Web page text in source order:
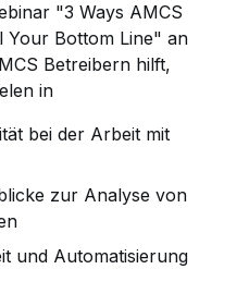
"3 Ways AMCS
Your Bottom Line" an
Betreibern hilft,
in
bei der Arbeit mit
zur Analyse von
und Automatisierung